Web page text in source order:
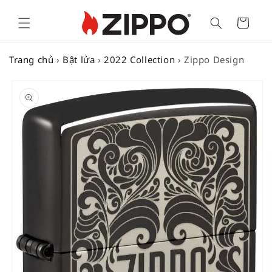
Cart
Trang chủ › Bật lửa ›2022 Collection ›Zippo Design
PRODUCT
INFORMATION